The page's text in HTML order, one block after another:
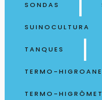
SONDAS
SUINOCULTURA
TANQUES
TERMO-
TERMO-